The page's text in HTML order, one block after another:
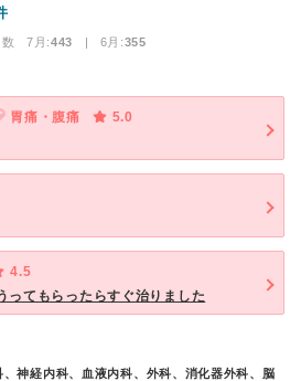
数 7月:443 | 6月:355
胃痛・腹痛
5.0
4.5
ってもらったらすぐ治りました
神経内科、血液内科、外科、消化器外科、脳